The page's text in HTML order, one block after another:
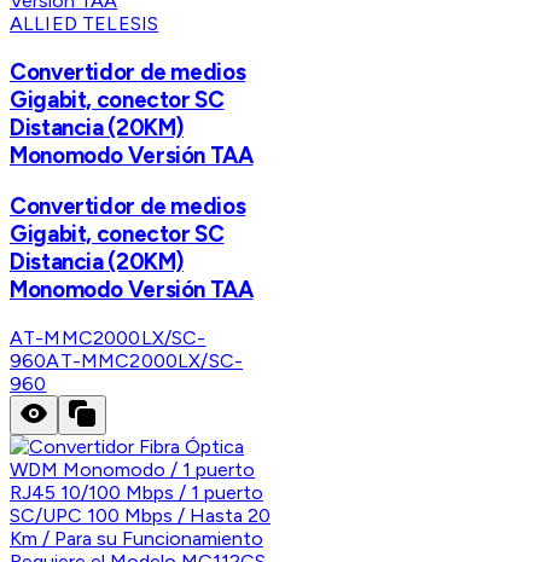
ALLIED TELESIS
Convertidor de medios
Gigabit, conector SC
Distancia (20KM)
Monomodo Versión TAA
Convertidor de medios
Gigabit, conector SC
Distancia (20KM)
Monomodo Versión TAA
AT-MMC2000LX/SC-
960AT-MMC2000LX/SC-
960